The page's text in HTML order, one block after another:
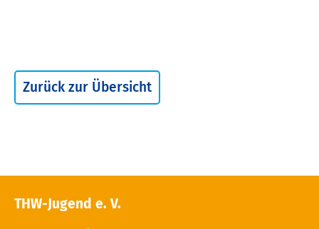
Zurück zur Übersicht
THW-Jugend e. V.